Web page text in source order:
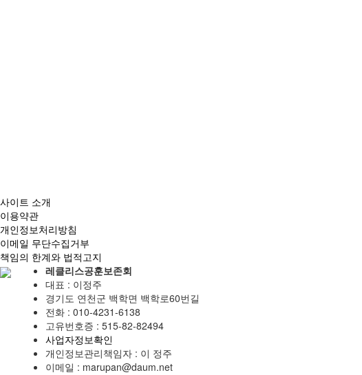
사이트 소개
이용약관
개인정보처리방침
이메일 무단수집거부
책임의 한계와 법적고지
레클리스공훈보존회
대표 : 이정주
경기도 연천군 백학면 백학로60번길
전화 : 010-4231-6138
고유번호증 : 515-82-82494
사업자정보확인
개인정보관리책임자 : 이 정주
이메일 : marupan@daum.net